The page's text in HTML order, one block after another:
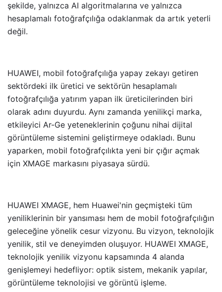
şekilde, yalnızca AI algoritmalarına ve yalnızca
hesaplamalı fotoğrafçılığa odaklanmak da artık yeterli
değil.
HUAWEI, mobil fotoğrafçılığa yapay zekayı getiren
sektördeki ilk üretici ve sektörün hesaplamalı
fotoğrafçılığa yatırım yapan ilk üreticilerinden biri
olarak adını duyurdu. Aynı zamanda yenilikçi marka,
etkileyici Ar-Ge yeteneklerinin çoğunu nihai dijital
görüntüleme sistemini geliştirmeye odakladı. Bunu
yaparken, mobil fotoğrafçılıkta yeni bir çığır açmak
için XMAGE markasını piyasaya sürdü.
HUAWEI XMAGE, hem Huawei'nin geçmişteki tüm
yeniliklerinin bir yansıması hem de mobil fotoğrafçılığın
geleceğine yönelik cesur vizyonu. Bu vizyon, teknolojik
yenilik, stil ve deneyimden oluşuyor. HUAWEI XMAGE,
teknolojik yenilik vizyonu kapsamında 4 alanda
genişlemeyi hedefliyor: optik sistem, mekanik yapılar,
görüntüleme teknolojisi ve görüntü işleme.